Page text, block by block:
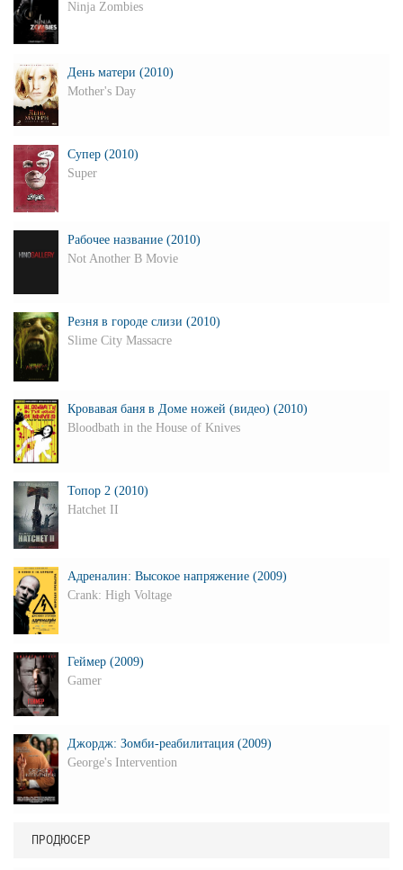
Ninja Zombies
День матери (2010)
Mother's Day
Супер (2010)
Super
Рабочее название (2010)
Not Another B Movie
Резня в городе слизи (2010)
Slime City Massacre
Кровавая баня в Доме ножей (видео) (2010)
Bloodbath in the House of Knives
Топор 2 (2010)
Hatchet II
Адреналин: Высокое напряжение (2009)
Crank: High Voltage
Геймер (2009)
Gamer
Джордж: Зомби-реабилитация (2009)
George's Intervention
ПРОДЮСЕР